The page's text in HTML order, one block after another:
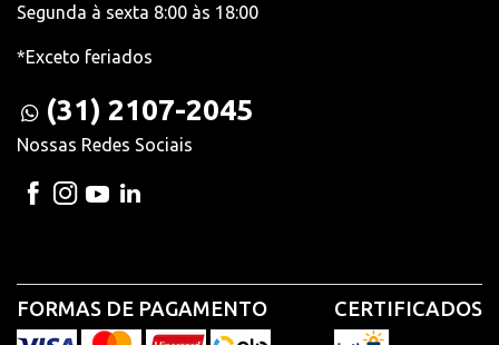
Segunda à sexta 8:00 às 18:00
*Exceto feriados
(31) 2107-2045
Nossas Redes Sociais
FORMAS DE PAGAMENTO CERTIFICADOS